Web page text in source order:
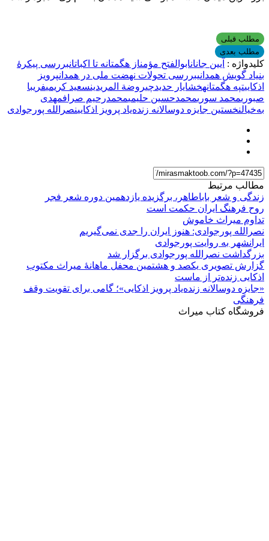
مطلب قبلی
مطلب بعدی
کلیدواژه : آیین جانانابوالفتح مؤمناز هگمتانه تا اکباتانبررسی پیکرۀ
بنیاد گویش همدانیبررسی تحولات نهضت ملی در همدانپرویز
اذکاییتپه هگمتانهخشایار حدیدچیروضة المریدینسعید کریمیفریبا
صبوریمحمد سوریمحمدحسین حلیمیمحمدرحیم صرافمهدی
به‌خیالنخستین جایزه دوسالانه زنده‌یاد پرویز اذکایینصرالله پورجوادی
مطالب مرتبط
زندگی و شعر باباطاهر، برگزیده یازدهمین دوره شعر فجر
روح فرهنگ ایران حکمت است
تداوم میراث خاموش
نصرالله پورجوادی: هنوز ایران را جدی نمی‌گیریم
ایرانشهر به روایت پورجوادی
بزرگداشت نصرالله پورجوادی برگزار شد
گزارش تصویری یکصد و هشتمین محفل ماهانۀ میراث مکتوب
اذکایی زنده‌تر از ماست
«جایزه دوسالانه زنده‌یاد پرویز اذکایی»؛ گامی برای تقویت وقف
فرهنگی
فروشگاه کتاب میراث